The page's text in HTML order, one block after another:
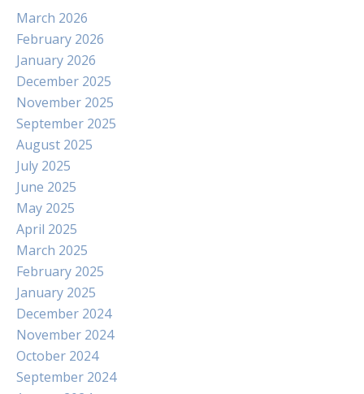
March 2026
February 2026
January 2026
December 2025
November 2025
September 2025
August 2025
July 2025
June 2025
May 2025
April 2025
March 2025
February 2025
January 2025
December 2024
November 2024
October 2024
September 2024